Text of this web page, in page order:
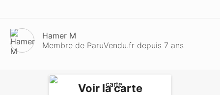
Hamer M
Membre de ParuVendu.fr depuis 7 ans
Voir la carte